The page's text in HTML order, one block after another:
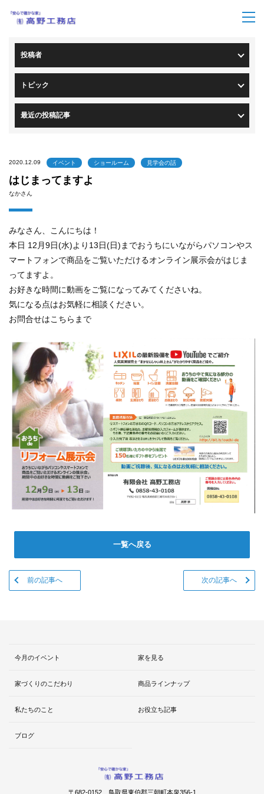
投稿者
トピック
最近の投稿記事
2020.12.09 イベント ショールーム 見学会の話
はじまってますよ
なかさん
みなさん、こんにちは！
本日 12月9日(水)より13日(日)までおうちにいながらパソコンやス
マートフォンで商品をご覧いただけるオンライン展示会がはじま
ってますよ。
お好きな時間に動画をご覧になってみてくださいね。
気になる点はお気軽に相談ください。
お問合せはこちらまで
一覧へ戻る
前の記事へ 次の記事へ
今月のイベント 家を見る
家づくりのこだわり 商品ラインナップ
私たちのこと お役立ち記事
ブログ
〒682-0152 鳥取県東伯郡三朝町本泉356-1